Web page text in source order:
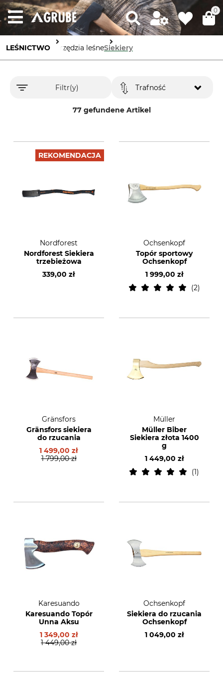
0
LEŚNICTWO Narzędzia leśneSiekiery
Filtr(y)
77 gefundene Artikel
Trafność
REKOMENDACJA
Nordforest
Nordforest Siekiera
trzebieżowa
339,00 zł
Ochsenkopf
Topór sportowy
Ochsenkopf
1 999,00 zł
2
Gränsfors
Gränsfors siekiera
do rzucania
1 499,00 zł
1 799,00 zł
Müller
Müller Biber
Siekiera złota 1400
g
1 449,00 zł
1
Karesuando
Karesuando Topór
Unna Aksu
1 349,00 zł
1 449,00 zł
Ochsenkopf
Siekiera do rzucania
Ochsenkopf
1 049,00 zł